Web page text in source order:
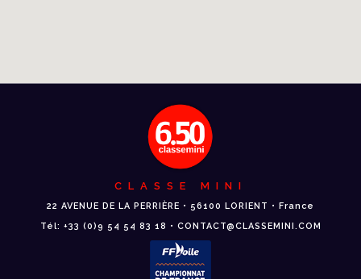
CLASSE MINI
22 AVENUE DE LA PERRIÈRE • 56100 LORIENT • France
Tél: +33 (0)9 54 54 83 18 • CONTACT@CLASSEMINI.COM